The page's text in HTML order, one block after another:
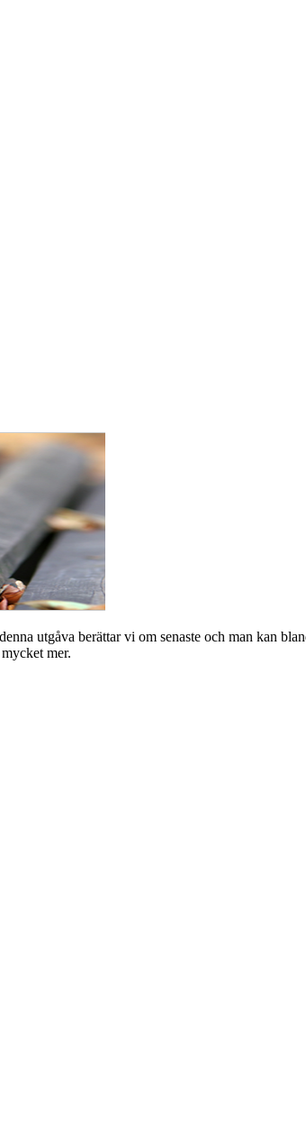
utgåva berättar vi om senaste och man kan
mer.